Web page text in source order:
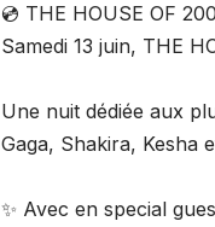
💿 THE HOUSE OF
Samedi 13 juin, THE
Une nuit dédiée aux
Gaga, Shakira, Kesha
✨ Avec en special